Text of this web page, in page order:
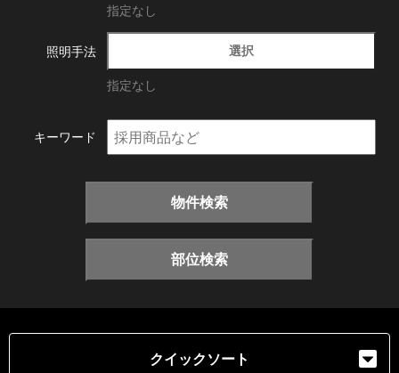
指定なし
照明手法 選択
指定なし
キーワード
物件検索
部位検索
クイックソート